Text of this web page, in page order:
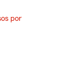
por